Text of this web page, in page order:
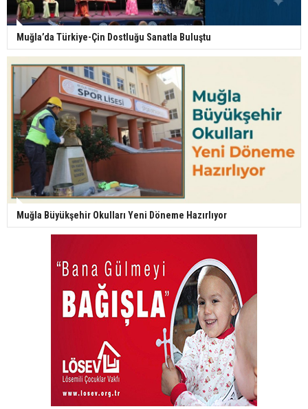
Muğla’da Türkiye-Çin Dostluğu Sanatla Buluştu
Muğla Büyükşehir Okulları Yeni Döneme Hazırlıyor